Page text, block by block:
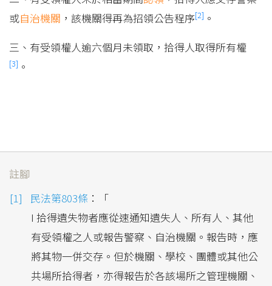
或自治機關 ，該機關得再為招領公告程序[2] 。
三、有受領權人逾六個月未領取，拾得人取得所有權
[3] 。
註腳
民法第803條 ：「
I 拾得遺失物者應從速通知遺失人、所有人、其他
有受領權之人或報告警察、自治機關。報告時，應
將其物一併交存。但於機關、學校、團體或其他公
共場所拾得者，亦得報告於各該場所之管理機關、